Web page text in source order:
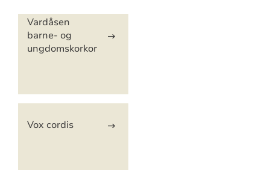
Artikkelsnarveger
Vardåsen
barne- og
ungdomskorkor
Vox cordis